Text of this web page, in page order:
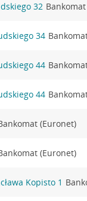
32
34
44
44
(Euronet)
(Euronet)
Kopisto 1